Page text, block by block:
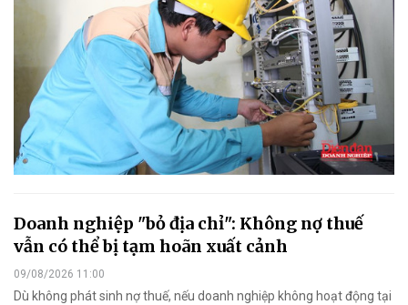
Doanh nghiệp "bỏ địa chỉ": Không nợ thuế
vẫn có thể bị tạm hoãn xuất cảnh
09/08/2026 11:00
Dù không phát sinh nợ thuế, nếu doanh nghiệp không hoạt động tại